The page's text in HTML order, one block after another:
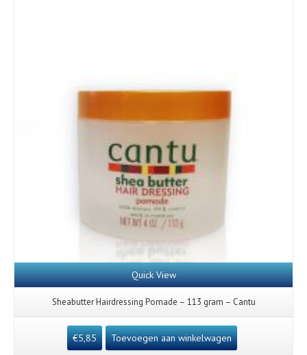
Quick View
Sheabutter Hairdressing Pomade – 113 gram – Cantu
€5,85 Toevoegen aan winkelwagen